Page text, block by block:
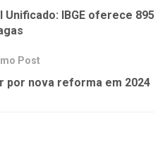
IBGE oferece 895
Post
por nova reforma em 2024